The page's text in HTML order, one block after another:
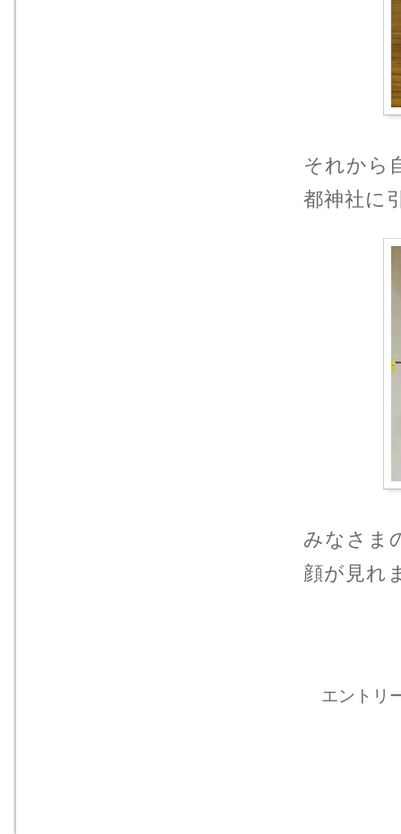
それから
都神社に
みなさま
顔が見れ
エントリ